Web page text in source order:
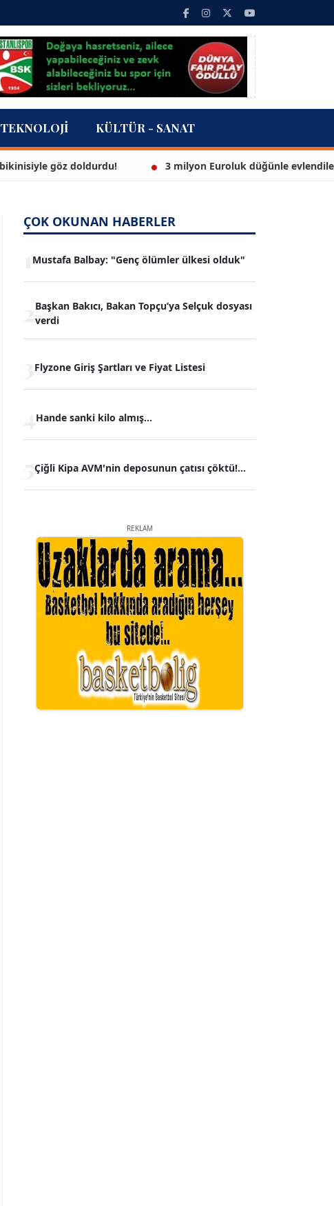
TEKNOLOJI KÜLTÜR - SANAT
doldurdu! 3 milyon Euroluk düğünle evlendiler
ÇOK OKUNAN HABERLER
Mustafa Balbay: "Genç ölümler ülkesi olduk"
Başkan Bakıcı, Bakan Topçu’ya Selçuk dosyası
verdi
Flyzone Giriş Şartları ve Fiyat Listesi
Hande sanki kilo almış...
Çiğli Kipa AVM'nin deposunun çatısı çöktü!...
REKLAM